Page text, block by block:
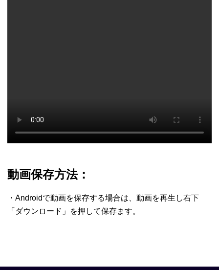
動画保存方法：
・Androidで動画を保存する場合は、動画を再生し右下
「ダウンロード」を押して保存ます。